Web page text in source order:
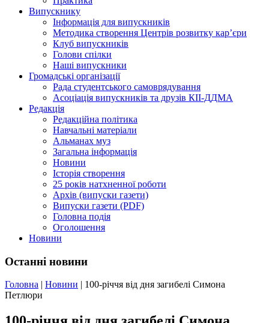
Випускнику
Інформація для випускників
Методика створення Центрів розвитку кар’єри
Клуб випускників
Голови спілки
Наші випускники
Громадські організації
Рада студентського самоврядування
Асоціація випускників та друзів КІІ-ДДМА
Редакція
Редакційна політика
Навчальні матеріали
Альманах муз
Загальна інформація
Новини
Історія створення
25 років натхненної роботи
Архів (випуски газети)
Випуски газети (PDF)
Головна подія
Оголошення
Новини
Останні новини
Головна | Новини | 100-річчя від дня загибелі Симона
Петлюри